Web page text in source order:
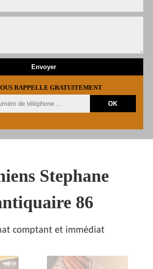
RAPPELLE GRATUITEMENT
Stephane
86
comptant et immédiat